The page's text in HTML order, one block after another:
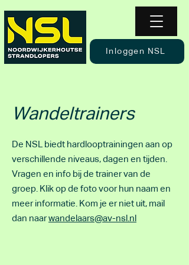
Inloggen NSL
Wandeltrainers
De NSL biedt hardlooptrainingen aan op
verschillende niveaus, dagen en tijden.
Vragen en info bij de trainer van de
groep. Klik op de foto voor hun naam en
meer informatie. Kom je er niet uit, mail
dan naarwandelaars@av-nsl.nl